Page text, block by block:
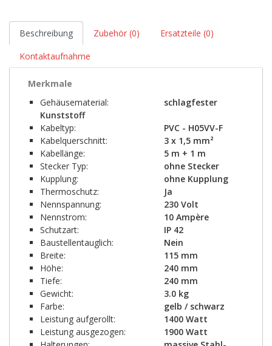
Beschreibung Zubehör (0)
Ersatzteile (0)
Kontaktaufnahme
Merkmale
Gehäusematerial:
schlagfester
Kunststoff
Kabeltyp:
PVC - H05VV-F
Kabelquerschnitt:
3 x 1,5 mm²
Kabellänge:
5 m + 1 m
Stecker Typ:
ohne Stecker
Kupplung:
ohne Kupplung
Thermoschutz:
Ja
Nennspannung:
230 Volt
Nennstrom:
10 Ampère
Schutzart:
IP 42
Baustellentauglich:
Nein
Breite:
115 mm
Höhe:
240 mm
Tiefe:
240 mm
Gewicht:
3.0 kg
Farbe:
gelb / schwarz
Leistung aufgerollt:
1400 Watt
Leistung ausgezogen:
1900 Watt